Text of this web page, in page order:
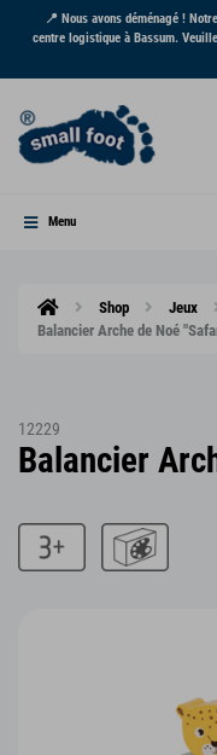
📍 Nous avons déménagé !
centre logistique à Bassum.
Menu
Shop Jeux
Balancier Arche de Noé
12229
Balancier